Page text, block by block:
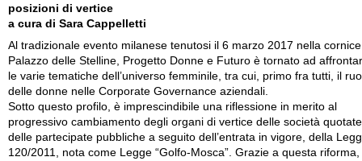
posizioni di vertice
a cura di Sara Cappelletti
Al tradizionale evento milanese tenutosi il 6 marzo 2017 nella
Palazzo delle Stelline, Progetto Donne e Futuro è tornato ad
le varie tematiche dell’universo femminile, tra cui, primo fra tutti, il
delle donne nelle Corporate Governance aziendali.
Sotto questo profilo, è imprescindibile una riflessione in merito al
progressivo cambiamento degli organi di vertice delle società
delle partecipate pubbliche a seguito dell’entrata in vigore, della
120/2011, nota come Legge “Golfo-Mosca”. Grazie a questa riforma,